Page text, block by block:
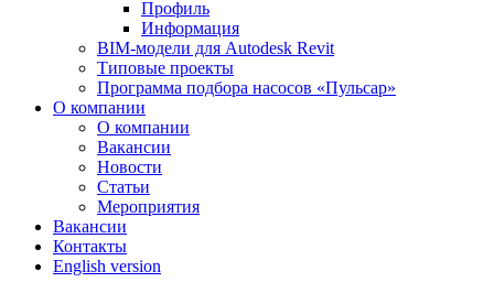
Профиль
Информация
BIM-модели для Autodesk Revit
Типовые проекты
Программа подбора насосов «Пульсар»
О компании
О компании
Вакансии
Новости
Статьи
Мероприятия
Вакансии
Контакты
English version